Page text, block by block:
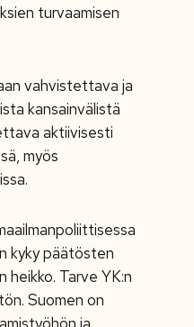
turvaamisen
vahvistettava ja
kansainvälistä
aktiivisesti
myös
kyky päätösten
Tarve YK:n
Suomen on